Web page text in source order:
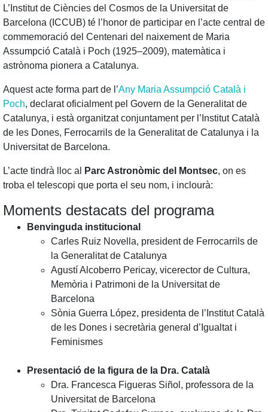
L’Institut de Ciències del Cosmos de la Universitat de
Barcelona (ICCUB) té l’honor de participar en l’acte central de
commemoració del Centenari del naixement de Maria
Assumpció Català i Poch (1925–2009), matemàtica i
astrònoma pionera a Catalunya.
Aquest acte forma part de l’Any Maria Assumpció Català i
Poch, declarat oficialment pel Govern de la Generalitat de
Catalunya, i està organitzat conjuntament per l’Institut Català
de les Dones, Ferrocarrils de la Generalitat de Catalunya i la
Universitat de Barcelona.
L’acte tindrà lloc al Parc Astronòmic del Montsec, on es
troba el telescopi que porta el seu nom, i inclourà:
Moments destacats del programa
Benvinguda institucional
Carles Ruiz Novella, president de Ferrocarrils de
la Generalitat de Catalunya
Agustí Alcoberro Pericay, vicerector de Cultura,
Memòria i Patrimoni de la Universitat de
Barcelona
Sònia Guerra López, presidenta de l’Institut Català
de les Dones i secretària general d’Igualtat i
Feminismes
Presentació de la figura de la Dra. Català
Dra. Francesca Figueras Siñol, professora de la
Universitat de Barcelona